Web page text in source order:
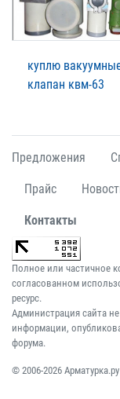
куплю
клапан квм-63
Предложения
Прайс
Контакты
Полное или частичное
согласованном
ресурс.
Администрация сайта
информации,
форума.
© 2006-2026 Арматурка.ру